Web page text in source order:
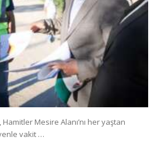
Mesire Alanı’nı her yaştan
vakit …